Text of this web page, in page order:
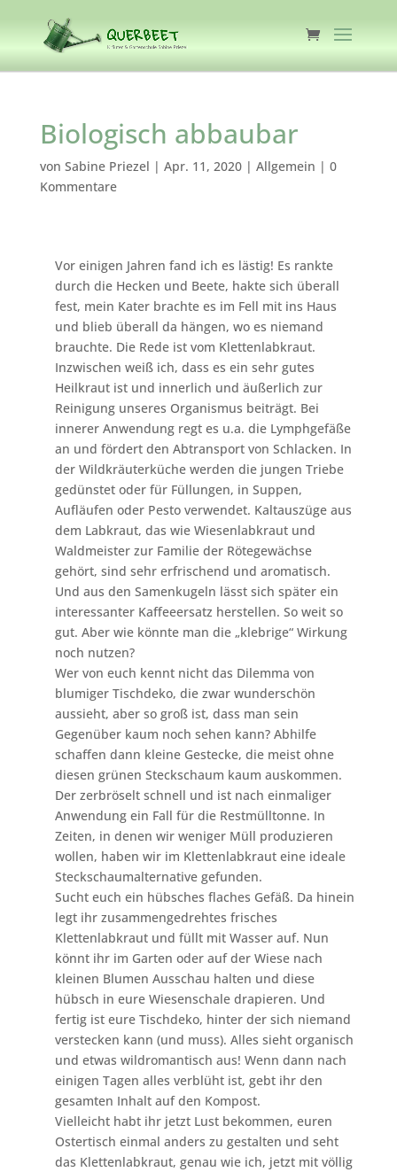
Biologisch abbaubar
von Sabine Priezel | Apr. 11, 2020| Allgemein | 0
Kommentare
Vor einigen Jahren fand ich es lästig! Es rankte
durch die Hecken und Beete, hakte sich überall
fest, mein Kater brachte es im Fell mit ins Haus
und blieb überall da hängen, wo es niemand
brauchte. Die Rede ist vom Klettenlabkraut.
Inzwischen weiß ich, dass es ein sehr gutes
Heilkraut ist und innerlich und äußerlich zur
Reinigung unseres Organismus beiträgt. Bei
innerer Anwendung regt es u.a. die Lymphgefäße
an und fördert den Abtransport von Schlacken. In
der Wildkräuterküche werden die jungen Triebe
gedünstet oder für Füllungen, in Suppen,
Aufläufen oder Pesto verwendet. Kaltauszüge aus
dem Labkraut, das wie Wiesenlabkraut und
Waldmeister zur Familie der Rötegewächse
gehört, sind sehr erfrischend und aromatisch.
Und aus den Samenkugeln lässt sich später ein
interessanter Kaffeeersatz herstellen. So weit so
gut. Aber wie könnte man die „klebrige“ Wirkung
noch nutzen?
Wer von euch kennt nicht das Dilemma von
blumiger Tischdeko, die zwar wunderschön
aussieht, aber so groß ist, dass man sein
Gegenüber kaum noch sehen kann? Abhilfe
schaffen dann kleine Gestecke, die meist ohne
diesen grünen Steckschaum kaum auskommen.
Der zerbröselt schnell und ist nach einmaliger
Anwendung ein Fall für die Restmülltonne. In
Zeiten, in denen wir weniger Müll produzieren
wollen, haben wir im Klettenlabkraut eine ideale
Steckschaumalternative gefunden.
Sucht euch ein hübsches flaches Gefäß. Da hinein
legt ihr zusammengedrehtes frisches
Klettenlabkraut und füllt mit Wasser auf. Nun
könnt ihr im Garten oder auf der Wiese nach
kleinen Blumen Ausschau halten und diese
hübsch in eure Wiesenschale drapieren. Und
fertig ist eure Tischdeko, hinter der sich niemand
verstecken kann (und muss). Alles sieht organisch
und etwas wildromantisch aus! Wenn dann nach
einigen Tagen alles verblüht ist, gebt ihr den
gesamten Inhalt auf den Kompost.
Vielleicht habt ihr jetzt Lust bekommen, euren
Ostertisch einmal anders zu gestalten und seht
das Klettenlabkraut, genau wie ich, jetzt mit völlig